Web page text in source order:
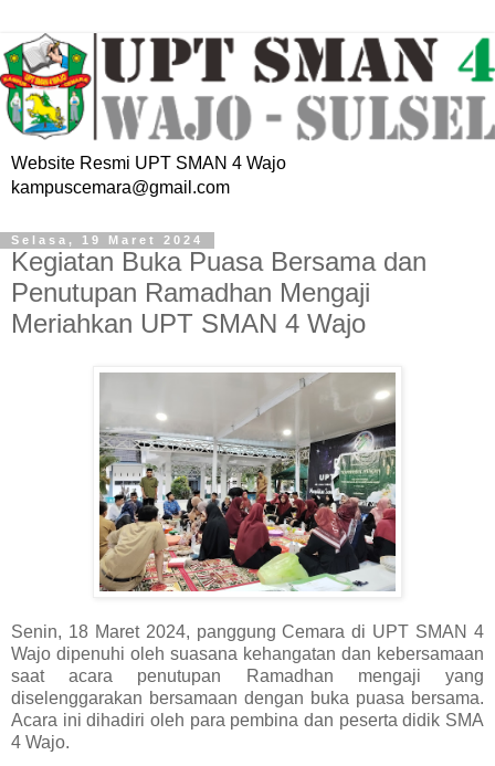
Website Resmi UPT SMAN 4 Wajo
kampuscemara@gmail.com
Selasa, 19 Maret 2024
Kegiatan Buka Puasa Bersama dan
Penutupan Ramadhan Mengaji
Meriahkan UPT SMAN 4 Wajo
Senin, 18 Maret 2024, panggung Cemara di UPT SMAN 4
Wajo dipenuhi oleh suasana kehangatan dan kebersamaan
saat acara penutupan Ramadhan mengaji yang
diselenggarakan bersamaan dengan buka puasa bersama.
Acara ini dihadiri oleh para pembina dan peserta didik SMA
4 Wajo.